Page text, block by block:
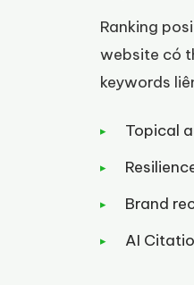
Ranking
website có
keywords
Topical
Brand
AI